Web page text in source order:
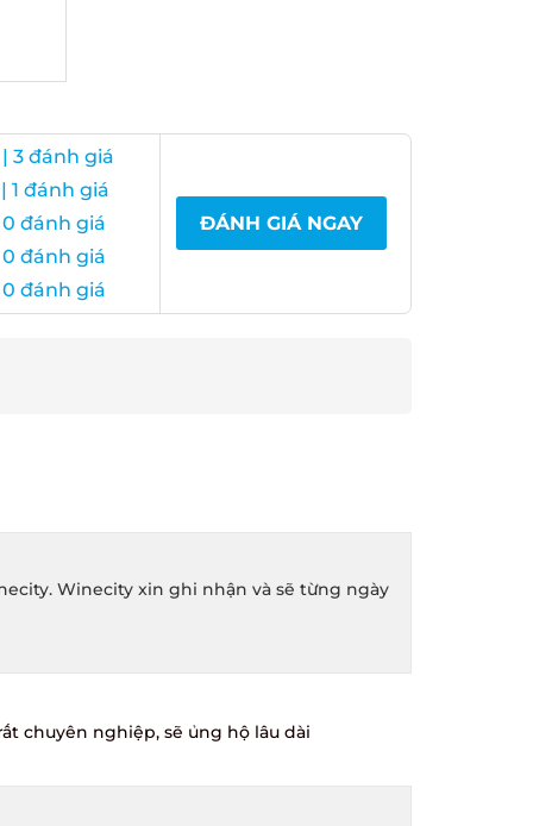
đánh giá
đánh giá
đánh giá
đánh giá
đánh giá
ĐÁNH GIÁ NGAY
Winecity xin ghi nhận và sẽ từng ngày
chuyên nghiệp, sẽ ủng hộ lâu dài